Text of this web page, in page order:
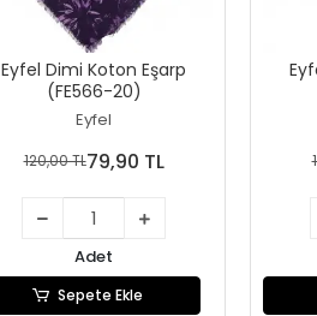
Eyfel Dimi Koton Eşarp
(FE566-20)
Eyfel
120,00 TL79,90 TL
Adet
Sepete Ekle